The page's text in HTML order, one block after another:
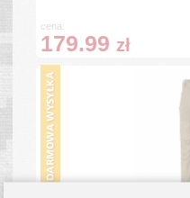
cena:
179.99 zł